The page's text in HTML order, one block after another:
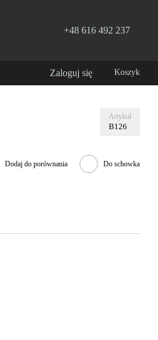
+48 616 492 237
Zaloguj się Koszyk
Artykuł
B126
Dodaj do porównania Do schowka